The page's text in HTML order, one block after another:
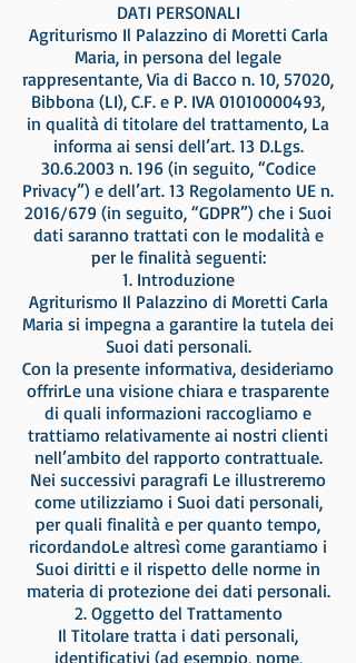
DATI PERSONALI
Agriturismo Il Palazzino di Moretti Carla
Maria, in persona del legale
rappresentante, Via di Bacco n. 10, 57020,
Bibbona (LI), C.F. e P. IVA 01010000493,
in qualità di titolare del trattamento, La
informa ai sensi dell’art. 13 D.Lgs.
30.6.2003 n. 196 (in seguito, “Codice
Privacy”) e dell’art. 13 Regolamento UE n.
2016/679 (in seguito, “GDPR”) che i Suoi
dati saranno trattati con le modalità e
per le finalità seguenti:
1. Introduzione
Agriturismo Il Palazzino di Moretti Carla
Maria si impegna a garantire la tutela dei
Suoi dati personali.
Con la presente informativa, desideriamo
offrirLe una visione chiara e trasparente
di quali informazioni raccogliamo e
trattiamo relativamente ai nostri clienti
nell’ambito del rapporto contrattuale.
Nei successivi paragrafi Le illustreremo
come utilizziamo i Suoi dati personali,
per quali finalità e per quanto tempo,
ricordandoLe altresì come garantiamo i
Suoi diritti e il rispetto delle norme in
materia di protezione dei dati personali.
2. Oggetto del Trattamento
Il Titolare tratta i dati personali,
identificativi (ad esempio, nome,